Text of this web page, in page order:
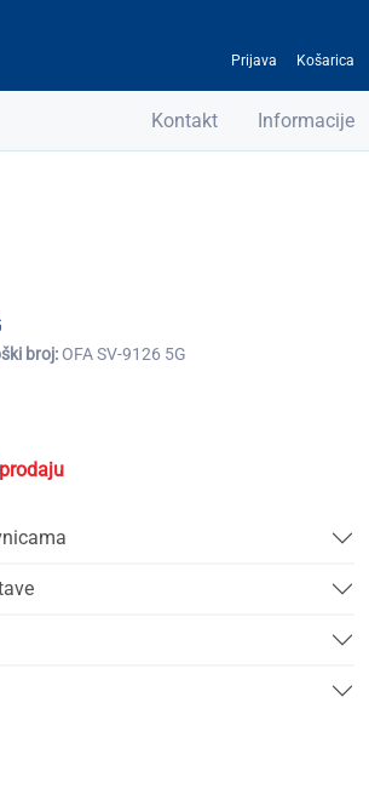
Prijava Košarica
Kontakt Informacije
broj: OFA SV-9126 5G